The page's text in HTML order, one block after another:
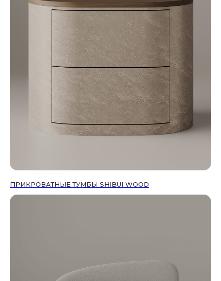
ПРИКРОВАТНЫЕ ТУМБЫ SHIBUI WOOD